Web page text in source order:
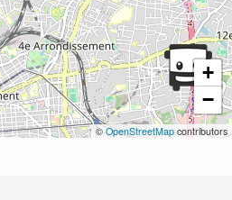
+
−
©OpenStreetMapcontributors